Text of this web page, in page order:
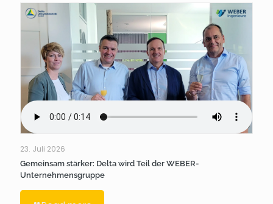
23. Juli 2026
Gemeinsam stärker: Delta wird Teil der WEBER-
Unternehmensgruppe